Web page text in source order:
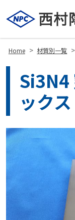
Home > 材質別一覧 >
Si3N4
ックス
Site
Footer